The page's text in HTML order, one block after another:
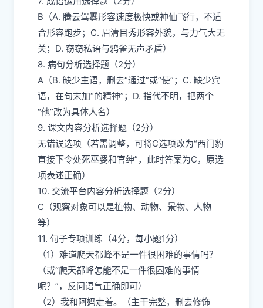
B（A. 腾云驾雾形容速度极快或神仙飞行，不适
合形容跑步；C. 眉清目秀形容外貌，与力气大无
关；D. 窃窃私语与鸦雀无声矛盾）
8. 病句分析选择题（2分）
A（B. 缺少主语，删去“通过”或“使”；C. 缺少宾
语，在句末加“的精神”；D. 指代不明，把两个
“他”改为具体人名）
9. 课文内容分析选择题（2分）
无错误选项（若需调整，可将C选项改为“西门豹
直接下令处死巫婆和官绅”，此时答案为C，原选
项表述正确）
10. 交流平台内容分析选择题（2分）
C（观察对象可以是植物、动物、景物、人物
等）
11. 句子专项训练（4分，每小题1分）
（1）难道爬天都峰不是一件很困难的事情吗？
（或“爬天都峰怎能不是一件很困难的事情
呢？”，反问语气正确即可）
（2）我和阿妈走着。（主干完整，删去修饰